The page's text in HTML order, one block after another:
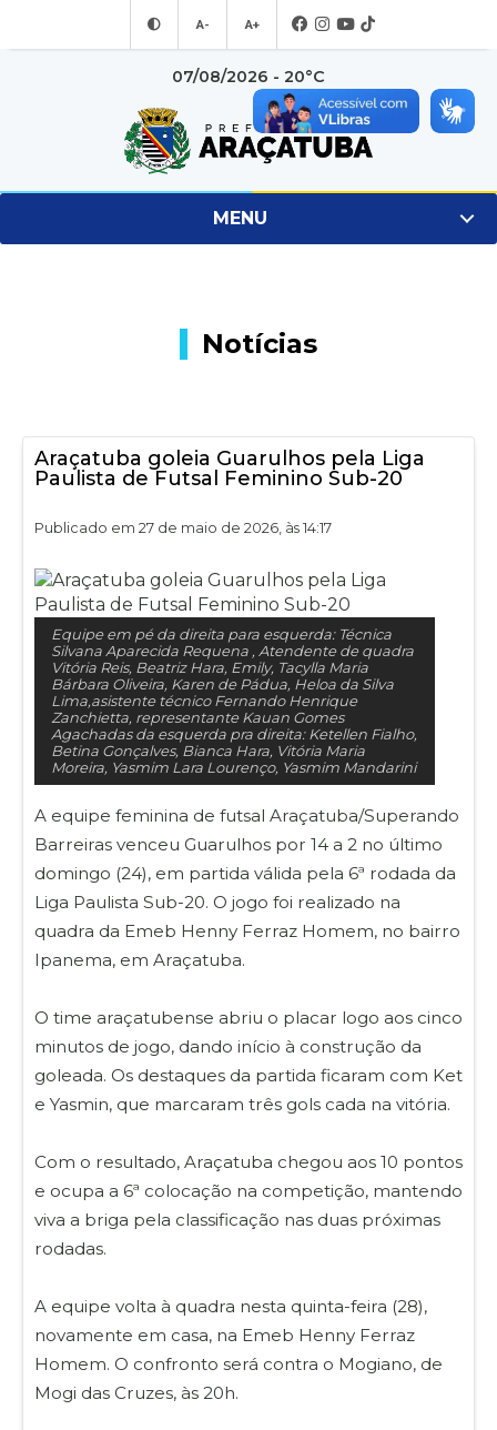
A- A+
07/08/2026 - 20°C
MENU
Notícias
Araçatuba goleia Guarulhos pela Liga
Paulista de Futsal Feminino Sub-20
Publicado em 27 de maio de 2026, às 14:17
Equipe em pé da direita para esquerda: Técnica
Silvana Aparecida Requena , Atendente de quadra
Vitória Reis, Beatriz Hara, Emily, Tacylla Maria
Bárbara Oliveira, Karen de Pádua, Heloa da Silva
Lima,asistente técnico Fernando Henrique
Zanchietta, representante Kauan Gomes
Agachadas da esquerda pra direita: Ketellen Fialho,
Betina Gonçalves, Bianca Hara, Vitória Maria
Moreira, Yasmim Lara Lourenço, Yasmim Mandarini
A equipe feminina de futsal Araçatuba/Superando
Barreiras venceu Guarulhos por 14 a 2 no último
domingo (24), em partida válida pela 6ª rodada da
Liga Paulista Sub-20. O jogo foi realizado na
quadra da Emeb Henny Ferraz Homem, no bairro
Ipanema, em Araçatuba.
O time araçatubense abriu o placar logo aos cinco
minutos de jogo, dando início à construção da
goleada. Os destaques da partida ficaram com Ket
e Yasmin, que marcaram três gols cada na vitória.
Com o resultado, Araçatuba chegou aos 10 pontos
e ocupa a 6ª colocação na competição, mantendo
viva a briga pela classificação nas duas próximas
rodadas.
A equipe volta à quadra nesta quinta-feira (28),
novamente em casa, na Emeb Henny Ferraz
Homem. O confronto será contra o Mogiano, de
Mogi das Cruzes, às 20h.